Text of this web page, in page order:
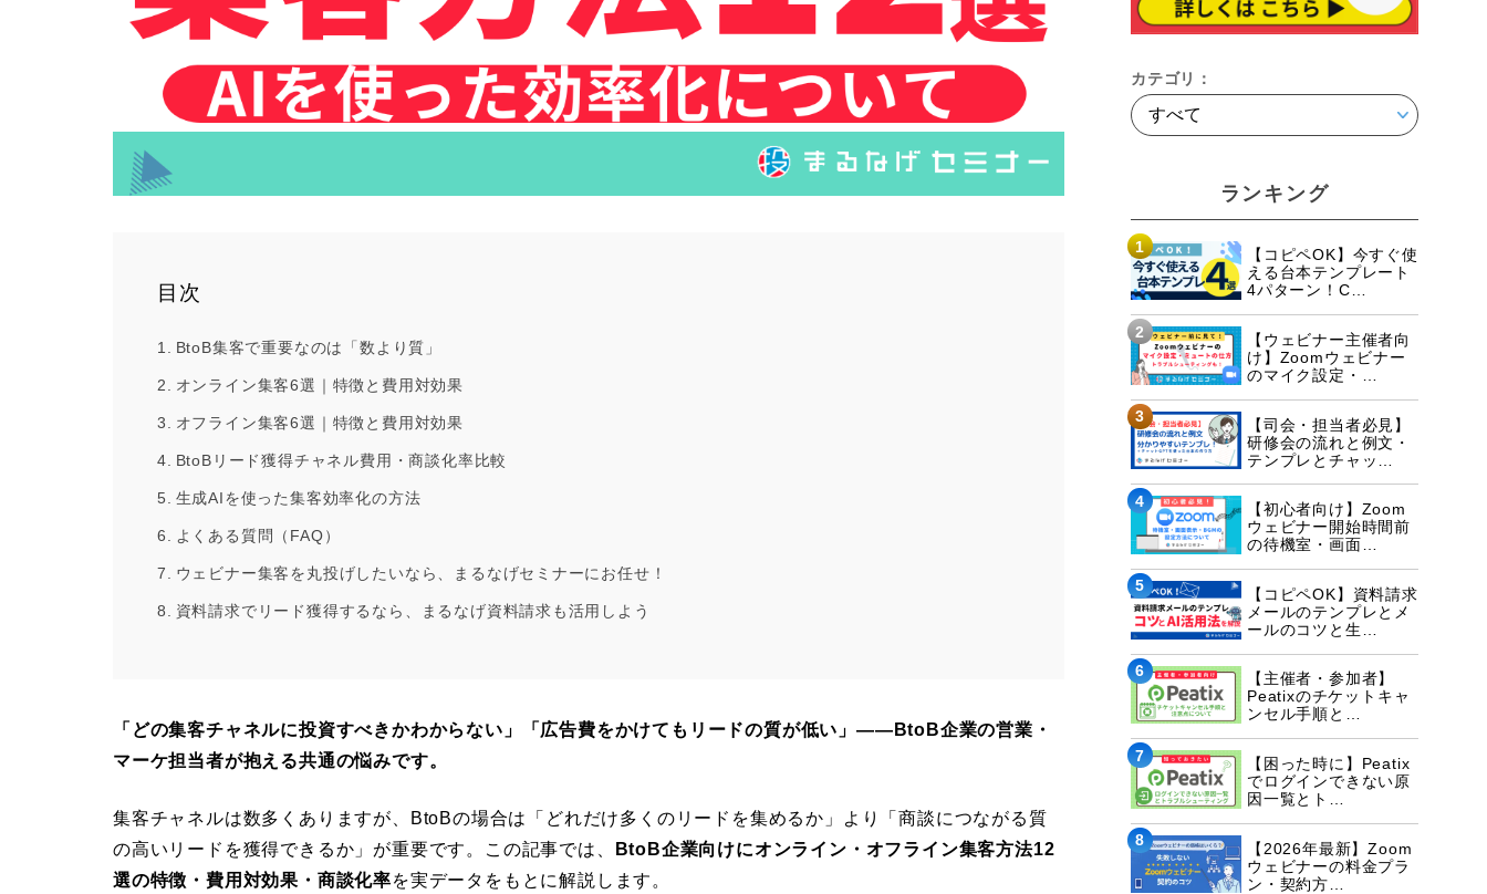
目次
BtoB集客で重要なのは「数より質」
オンライン集客6選｜特徴と費用対効果
オフライン集客6選｜特徴と費用対効果
BtoBリード獲得チャネル費用・商談化率比較
生成AIを使った集客効率化の方法
よくある質問（FAQ）
ウェビナー集客を丸投げしたいなら、まるなげセミナーにお任せ！
資料請求でリード獲得するなら、まるなげ資料請求も活用しよう
「どの集客チャネルに投資すべきかわからない」「広告費をかけてもリードの質が低い」――BtoB企業の営業・
マーケ担当者が抱える共通の悩みです。
集客チャネルは数多くありますが、BtoBの場合は「どれだけ多くのリードを集めるか」より「商談につながる質
の高いリードを獲得できるか」が重要です。この記事では、
BtoB企業向けにオンライン・オフライン集客方法12
選の特徴・費用対効果・商談化率を実データをもとに解説します。
カテゴリ：
ランキング
1
【コピペOK】今すぐ使
える台本テンプレート
4パターン！C…
2
【ウェビナー主催者向
け】Zoomウェビナー
のマイク設定・…
3
【司会・担当者必見】
研修会の流れと例文・
テンプレとチャッ…
4
【初心者向け】Zoom
ウェビナー開始時間前
の待機室・画面…
5
【コピペOK】資料請求
メールのテンプレとメ
ールのコツと生…
6
【主催者・参加者】
Peatixのチケットキャ
ンセル手順と…
7
【困った時に】Peatix
でログインできない原
因一覧とト…
8
【2026年最新】Zoom
ウェビナーの料金プラ
ン・契約方…